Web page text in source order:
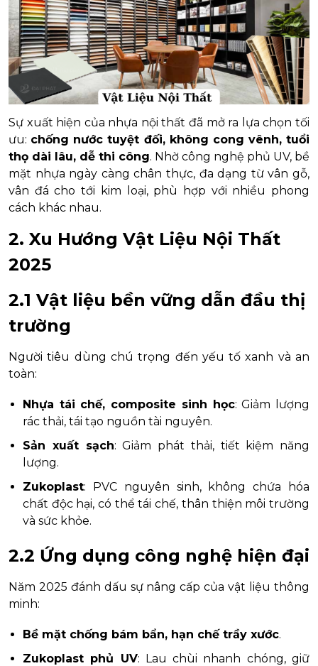
Sự xuất hiện của nhựa nội thất đã mở ra lựa chọn tối
ưu: chống nước tuyệt đối, không cong vênh, tuổi
thọ dài lâu, dễ thi công. Nhờ công nghệ phủ UV, bề
mặt nhựa ngày càng chân thực, đa dạng từ vân gỗ,
vân đá cho tới kim loại, phù hợp với nhiều phong
cách khác nhau.
2. Xu Hướng Vật Liệu Nội Thất
2025
2.1 Vật liệu bền vững dẫn đầu thị
trường
Người tiêu dùng chú trọng đến yếu tố xanh và an
toàn:
Nhựa tái chế, composite sinh học: Giảm lượng
rác thải, tái tạo nguồn tài nguyên.
Sản xuất sạch: Giảm phát thải, tiết kiệm năng
lượng.
Zukoplast: PVC nguyên sinh, không chứa hóa
chất độc hại, có thể tái chế, thân thiện môi trường
và sức khỏe.
2.2 Ứng dụng công nghệ hiện đại
Năm 2025 đánh dấu sự nâng cấp của vật liệu thông
minh:
Bề mặt chống bám bẩn, hạn chế trầy xước.
Zukoplast phủ UV: Lau chùi nhanh chóng, giữ